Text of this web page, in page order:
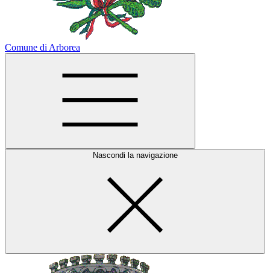
Comune di Arborea
Nascondi la navigazione